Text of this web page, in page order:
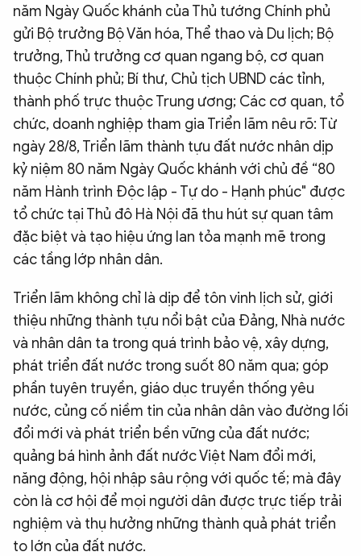
BẠN ĐỌC & CAND
ĐA PHƯƠNG TIỆN
eMagazine
Podcast
Video Ảnh
Infographic
Chuyên trang An ninh thế giới
Văn nghệ Công an
Chuyên đề
năm Ngày Quốc khánh của Thủ tướng Chính phủ
gửi Bộ trưởng Bộ Văn hóa, Thể thao và Du lịch; Bộ
trưởng, Thủ trưởng cơ quan ngang bộ, cơ quan
thuộc Chính phủ; Bí thư, Chủ tịch UBND các tỉnh,
thành phố trực thuộc Trung ương; Các cơ quan, tổ
chức, doanh nghiệp tham gia Triển lãm nêu rõ: Từ
ngày 28/8, Triển lãm thành tựu đất nước nhân dịp
kỷ niệm 80 năm Ngày Quốc khánh với chủ đề “80
năm Hành trình Độc lập - Tự do - Hạnh phúc" được
tổ chức tại Thủ đô Hà Nội đã thu hút sự quan tâm
đặc biệt và tạo hiệu ứng lan tỏa mạnh mẽ trong
các tầng lớp nhân dân.
Triển lãm không chỉ là dịp để tôn vinh lịch sử, giới
thiệu những thành tựu nổi bật của Đảng, Nhà nước
và nhân dân ta trong quá trình bảo vệ, xây dựng,
phát triển đất nước trong suốt 80 năm qua; góp
phần tuyên truyền, giáo dục truyền thống yêu
nước, củng cố niềm tin của nhân dân vào đường lối
đổi mới và phát triển bền vững của đất nước;
quảng bá hình ảnh đất nước Việt Nam đổi mới,
năng động, hội nhập sâu rộng với quốc tế; mà đây
còn là cơ hội để mọi người dân được trực tiếp trải
nghiệm và thụ hưởng những thành quả phát triển
to lớn của đất nước.